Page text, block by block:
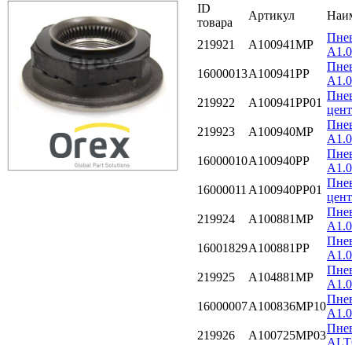
ID
товара
Артикул
219921 A100941MP
16000013A100941PP
219922
A100941PP01
219923
A100940MP
16000010A100940PP
16000011 A100940PP01
219924
A100881MP
16001829A100881PP
219925
A104881MP
16000007A100836MP10
219926
A100725MP03